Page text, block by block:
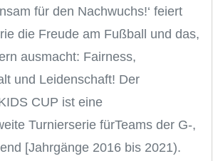
für den Nachwuchs!‘ feiert
die Freude am Fußball und das,
ausmacht: Fairness,
und Leidenschaft! Der
CUP ist eine
Turnierserie fürTeams der G-,
[Jahrgänge 2016 bis 2021).